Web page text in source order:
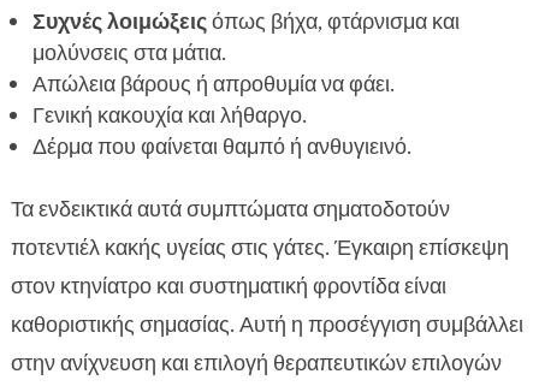
Συχνές λοιμώξειςόπως βήχα, φτάρνισμα και
μολύνσεις στα μάτια.
Απώλεια βάρους ή απροθυμία να φάει.
Γενική κακουχία και λήθαργο.
Δέρμα που φαίνεται θαμπό ή ανθυγιεινό.
Τα ενδεικτικά αυτά συμπτώματα σηματοδοτούν
ποτεντιέλ κακής υγείας στις γάτες. Έγκαιρη επίσκεψη
στον κτηνίατρο και συστηματική φροντίδα είναι
καθοριστικής σημασίας. Αυτή η προσέγγιση συμβάλλει
στην ανίχνευση και επιλογή θεραπευτικών επιλογών